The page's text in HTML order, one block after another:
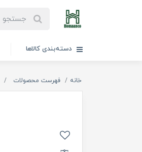
دسته‌بندی کالاها
خانه فهرست محصولات